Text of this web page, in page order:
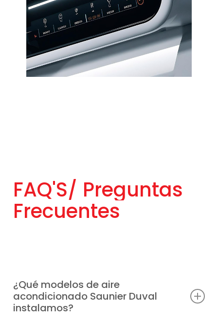
FAQ'S/ Preguntas
Frecuentes
¿Qué modelos de aire
acondicionado Saunier Duval
instalamos?